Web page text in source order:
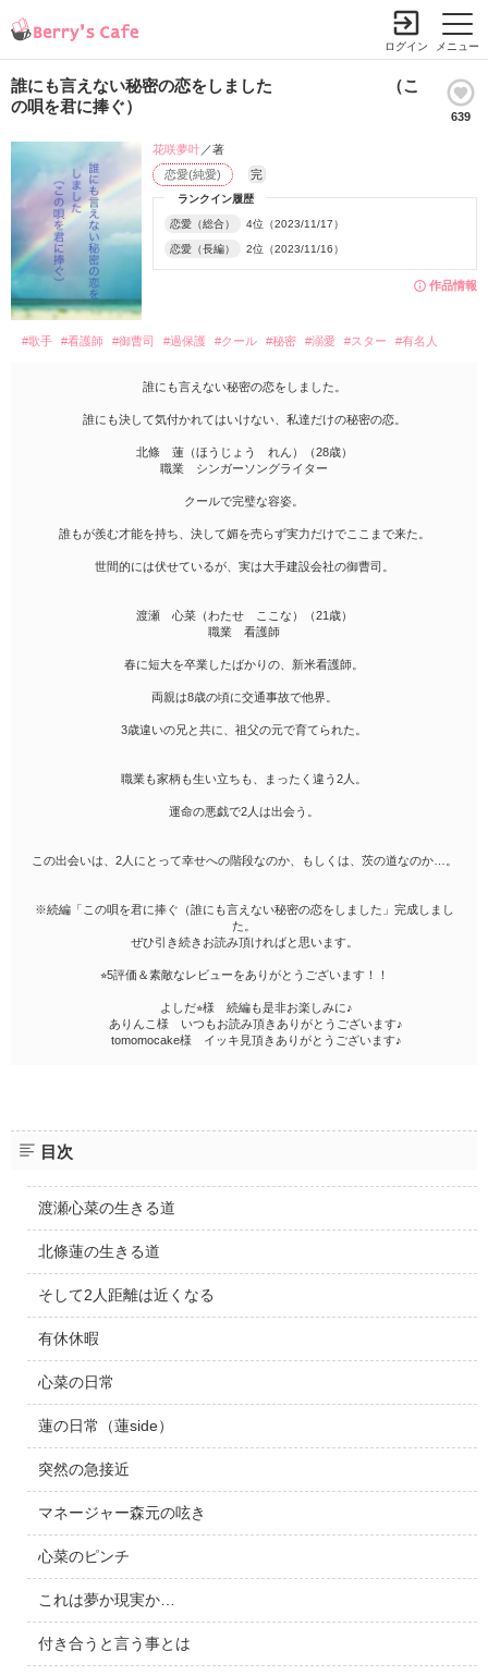
メニュー
ログイン
誰にも言えない秘密の恋をしました （こ
の唄を君に捧ぐ）
639
作品情報
ランクイン履歴
恋愛（総合） 4位（2023/11/17）
恋愛（長編） 2位（2023/11/16）
恋愛(純愛) 完
花咲夢叶／著
#歌手 #看護師 #御曹司 #過保護 #クール #秘密 #溺愛 #スター #有名人
誰にも言えない秘密の恋をしました。
誰にも決して気付かれてはいけない、私達だけの秘密の恋。
北條 蓮（ほうじょう れん）（28歳）
職業 シンガーソングライター
クールで完璧な容姿。
誰もが羨む才能を持ち、決して媚を売らず実力だけでここまで来た。
世間的には伏せているが、実は大手建設会社の御曹司。
渡瀬 心菜（わたせ ここな）（21歳）
職業 看護師
春に短大を卒業したばかりの、新米看護師。
両親は8歳の頃に交通事故で他界。
3歳違いの兄と共に、祖父の元で育てられた。
職業も家柄も生い立ちも、まったく違う2人。
運命の悪戯で2人は出会う。
この出会いは、2人にとって幸せへの階段なのか、もしくは、茨の道なのか…。
※続編「この唄を君に捧ぐ（誰にも言えない秘密の恋をしました」完成しまし
た。
ぜひ引き続きお読み頂ければと思います。
⭐︎5評価＆素敵なレビューをありがとうございます！！
よしだ⭐︎様 続編も是非お楽しみに♪
ありんこ様 いつもお読み頂きありがとうございます♪
tomomocake様 イッキ見頂きありがとうございます♪
目次
渡瀬心菜の生きる道
北條蓮の生きる道
そして2人距離は近くなる
有休休暇
心菜の日常
蓮の日常（蓮side）
突然の急接近
マネージャー森元の呟き
心菜のピンチ
これは夢か現実か…
付き合うと言う事とは